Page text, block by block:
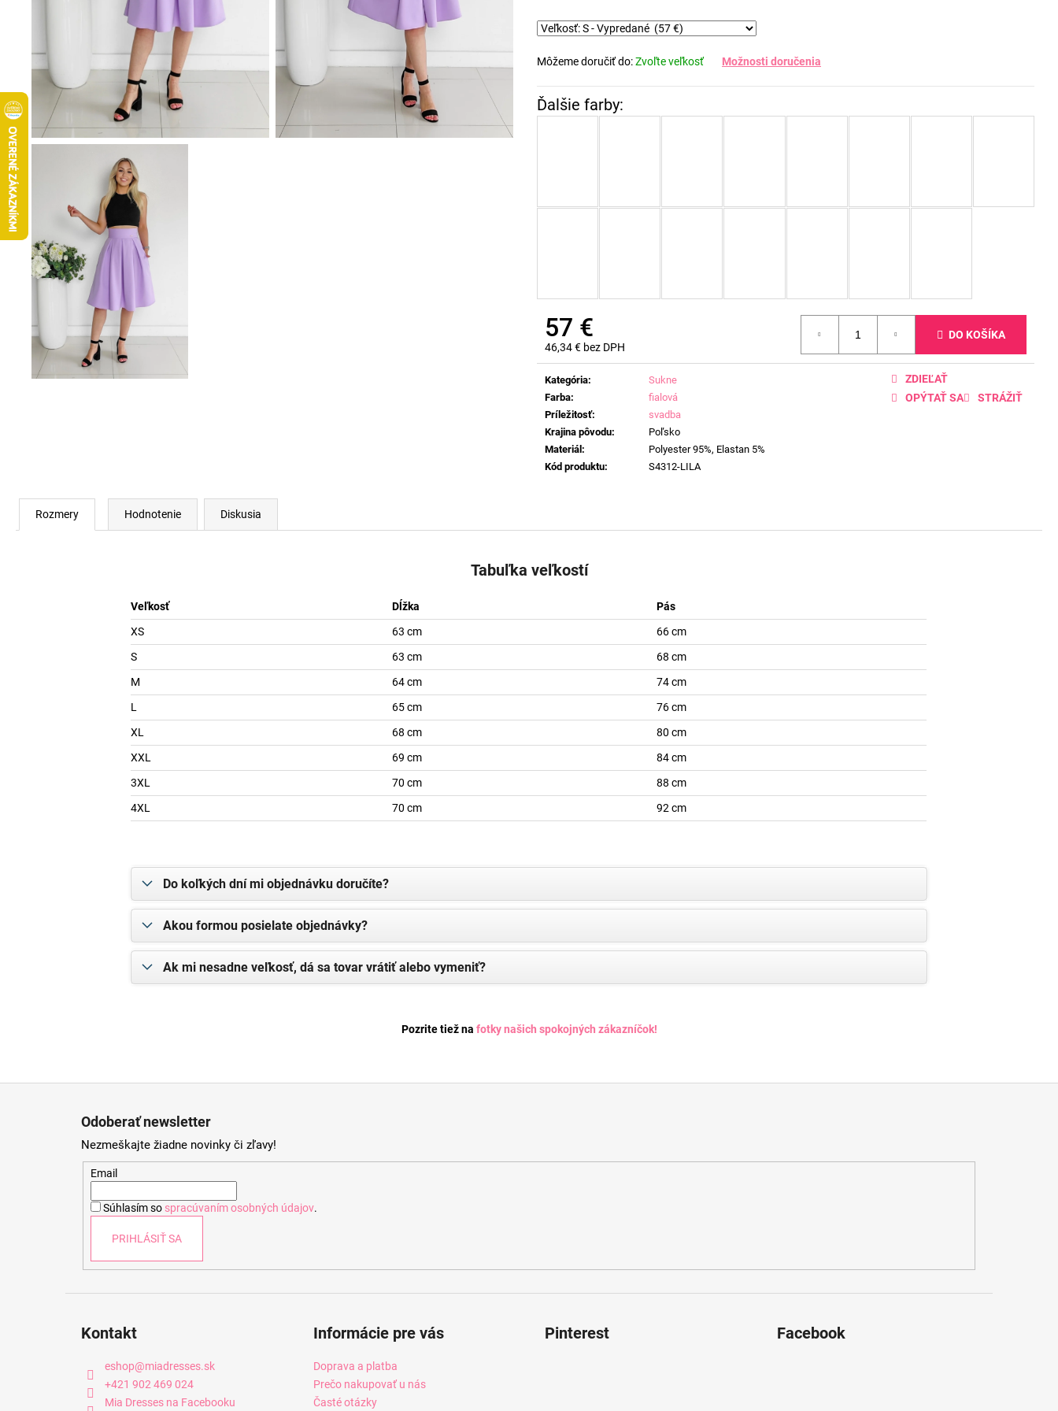
Môžeme doručiť do:Zvoľte veľkosť Možnosti doručenia
57 €
46,34 € bez DPH
Jednotková
cena:
DO KOŠÍKA
Kategória:
Sukne
Farba:
fialová
Príležitosť:
svadba
Krajina pôvodu:
Poľsko
Materiál:
Polyester 95%, Elastan 5%
Kód produktu: S4312-LILA
OPÝTAŤ SA STRÁŽIŤ
ZDIEĽAŤ
Rozmery Hodnotenie Diskusia
Tabuľka veľkostí
Veľkosť Dĺžka
Pás
XS
63 cm
66 cm
S
63 cm
68 cm
M
64 cm
74 cm
L
65 cm
76 cm
XL
68 cm
80 cm
XXL
69 cm
84 cm
3XL
70 cm
88 cm
4XL
70 cm 92 cm
Do koľkých dní mi objednávku doručíte?
Akou formou posielate objednávky?
Ak mi nesadne veľkosť, dá sa tovar vrátiť alebo vymeniť?
Pozrite tiež na fotky našich spokojných zákazníčok!
Odoberať newsletter
Nezmeškajte žiadne novinky či zľavy!
Email
Súhlasím so spracúvaním osobných údajov.
PRIHLÁSIŤ SA
Kontakt
eshop@miadresses.sk
+421 902 469 024
Mia Dresses na Facebooku
Informácie pre vás
Doprava a platba
Prečo nakupovať u nás
Časté otázky
Pinterest Facebook